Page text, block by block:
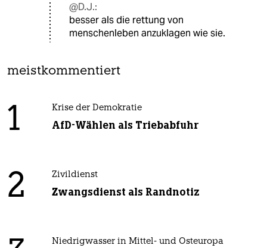
@D.J.:
besser als die rettung von
menschenleben anzuklagen wie sie.
meistkommentiert
1 Krise der Demokratie
AfD-Wählen als Triebabfuhr
2 Zivildienst
Zwangsdienst als Randnotiz
Niedrigwasser in Mittel- und Osteuropa